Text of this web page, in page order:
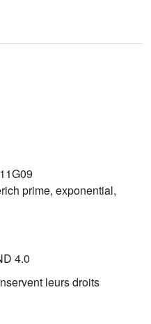
prime, exponential,
4.0
leurs droits